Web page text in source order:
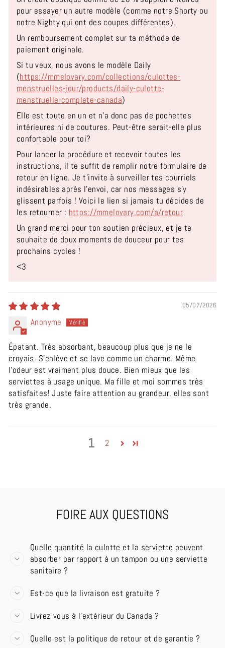
pour essayer un autre modèle (comme notre Shorty ou
notre Nighty qui ont des coupes différentes).
Un remboursement complet sur ta méthode de
paiement originale.
Si tu veux, nous avons le modèle Daily
(https://mmelovary.com/collections/culottes-
menstruelles-jour/products/daily-culotte-
menstruelle-complete-canada)
Elle est toute en un et n'a donc pas de pochettes
intérieures ni de coutures. Peut-être serait-elle plus
confortable pour toi?
Pour lancer la procédure et recevoir toutes les
instructions, il te suffit de remplir notre formulaire de
retour en ligne. Je t'invite à surveiller tes courriels
indésirables après l'envoi, car nos messages s'y
glissent parfois ! Voici le lien si jamais tu décides de
les retourner : https://mmelovary.com/a/retour
Un grand merci pour ton soutien précieux, et je te
souhaite de doux moments de douceur pour tes
prochains cycles !
<3
05/07/2026
Anonyme
Épatant. Très absorbant, beaucoup plus que je ne le
croyais. S'enlève et se lave comme un charme. Même
l'odeur est vraiment plus douce. Bien mieux que les
serviettes à usage unique. Ma fille et moi sommes très
satisfaites! Juste faire attention au grandeur, elles sont
très grande.
1 2
FOIRE AUX QUESTIONS
Quelle quantité la culotte et la serviette peuvent
absorber par rapport à un tampon ou une serviette
sanitaire ?
Est-ce que la livraison est gratuite ?
Livrez-vous à l'extérieur du Canada ?
Quelle est la politique de retour et de garantie ?